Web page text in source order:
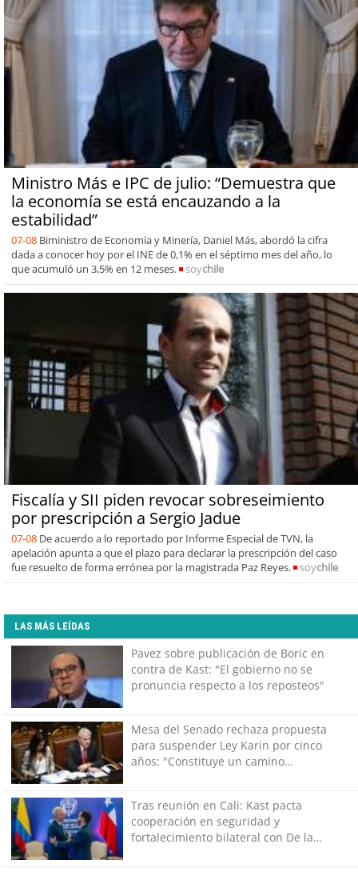
Ministro Más e IPC de julio: “Demuestra que
la economía se está encauzando a la
estabilidad”
07-08 Biministro de Economía y Minería, Daniel Más, abordó la cifra
dada a conocer hoy por el INE de 0,1% en el séptimo mes del año, lo
que acumuló un 3,5% en 12 meses.
soychile
Fiscalía y SII piden revocar sobreseimiento
por prescripción a Sergio Jadue
07-08 De acuerdo a lo reportado por Informe Especial de TVN, la
apelación apunta a que el plazo para declarar la prescripción del caso
fue resuelto de forma errónea por la magistrada Paz Reyes.
soychile
LAS MÁS LEÍDAS
Pavez sobre publicación de Boric en
contra de Kast: "El gobierno no se
pronuncia respecto a los reposteos"
Mesa del Senado rechaza propuesta
para suspender Ley Karin por cinco
años: "Constituye un camino
Tras reunión en Cali: Kast pacta
cooperación en seguridad y
fortalecimiento bilateral con De la